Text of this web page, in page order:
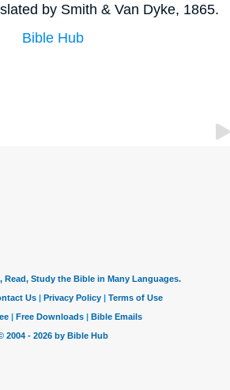
by Smith & Van Dyke, 1865.
Bible Hub